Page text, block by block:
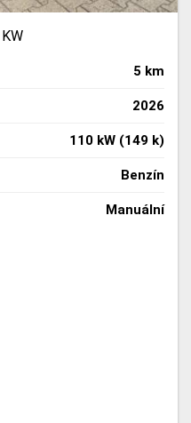
5 km
2026
110 kW (149 k)
Benzín
Manuální